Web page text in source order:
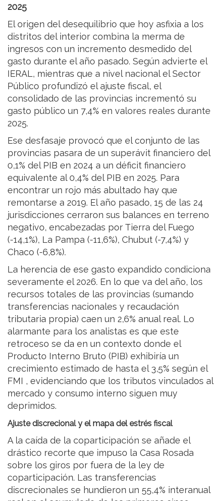
2025
El origen del desequilibrio que hoy asfixia a los
distritos del interior combina la merma de
ingresos con un incremento desmedido del
gasto durante el año pasado. Según advierte el
IERAL, mientras que a nivel nacional el Sector
Público profundizó el ajuste fiscal, el
consolidado de las provincias incrementó su
gasto público un 7,4% en valores reales durante
2025.
Ese desfasaje provocó que el conjunto de las
provincias pasara de un superávit financiero del
0,1% del PIB en 2024 a un déficit financiero
equivalente al 0,4% del PIB en 2025. Para
encontrar un rojo más abultado hay que
remontarse a 2019. El año pasado, 15 de las 24
jurisdicciones cerraron sus balances en terreno
negativo, encabezadas por Tierra del Fuego
(-14,1%), La Pampa (-11,6%), Chubut (-7,4%) y
Chaco (-6,8%).
La herencia de ese gasto expandido condiciona
severamente el 2026. En lo que va del año, los
recursos totales de las provincias (sumando
transferencias nacionales y recaudación
tributaria propia) caen un 2,6% anual real. Lo
alarmante para los analistas es que este
retroceso se da en un contexto donde el
Producto Interno Bruto (PIB) exhibiría un
crecimiento estimado de hasta el 3,5% según el
FMI , evidenciando que los tributos vinculados al
mercado y consumo interno siguen muy
deprimidos.
Ajuste discrecional y el mapa del estrés fiscal
A la caída de la coparticipación se añade el
drástico recorte que impuso la Casa Rosada
sobre los giros por fuera de la ley de
coparticipación. Las transferencias
discrecionales se hundieron un 55,4% interanual